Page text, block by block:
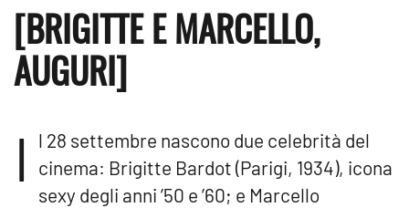
[BRIGITTE E MARCELLO,
AUGURI]
I
l 28 settembre nascono due celebrità del
cinema: Brigitte Bardot (Parigi, 1934), icona
sexy degli anni ’50 e ’60; e Marcello